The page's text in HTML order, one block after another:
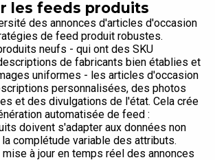
les feeds produits
des annonces d'articles d'occasion
de feed produit robustes.
neufs - qui ont des SKU
de fabricants bien établies et
uniformes - les articles d'occasion
personnalisées, des photos
et des divulgations de l'état. Cela crée
automatisée de feed :
doivent s'adapter aux données non
complétude variable des attributs.
à jour en temps réel des annonces